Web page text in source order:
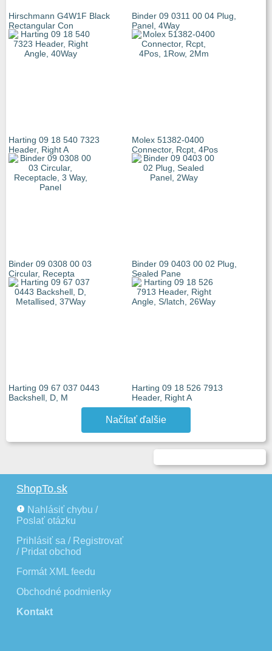
Hirschmann G4W1F Black
Rectangular Con
Binder 09 0311 00 04 Plug,
Panel, 4Way
Harting 09 18 540 7323
Header, Right A
Molex 51382-0400
Connector, Rcpt, 4Pos
Binder 09 0308 00 03
Circular, Recepta
Binder 09 0403 00 02 Plug,
Sealed Pane
Harting 09 67 037 0443
Backshell, D, M
Harting 09 18 526 7913
Header, Right A
Načítať ďalšie
ShopTo.sk
Nahlásiť chybu /
Poslať otázku
Prihlásiť sa / Registrovať
/ Pridat obchod
Formát XML feedu
Obchodné podmienky
Kontakt